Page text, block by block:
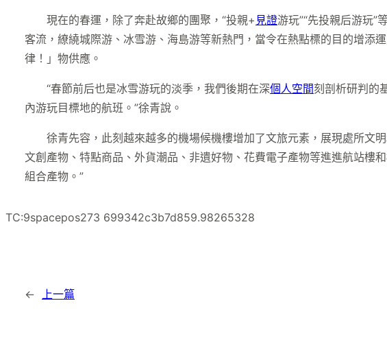
現在的春運，除了奔赴故鄉的團聚，“投親+ 見證游玩”“先投親后游玩
客流，繚繞城際游、冰雪游、海島游等新熱門，當令在熱點標的目的增添
律！」物供應。
“春節前后也是冰雪游玩的淡季，我們後期在深個人空間刻剖析研判的
內游玩目標地的航班。”徐青說。
徐青先容，此刻越來越多的機場候機樓增加了文旅元素，展現處所文
文創產物、特點商品、外貨潮品、非遺好物、花費電子產物等進進航站樓
組合產物。”
TC:9spacepos273 699342c3b7d859.98265328
← 上一篇